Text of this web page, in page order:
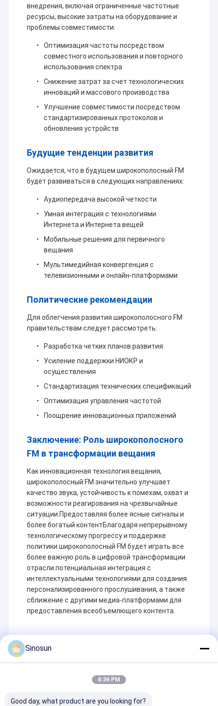
внедрения, включая ограниченные частотные
ресурсы, высокие затраты на оборудование и
проблемы совместимости.
Оптимизация частоты посредством
совместного использования и повторного
использования спектра
Снижение затрат за счет технологических
инноваций и массового производства
Улучшение совместимости посредством
стандартизированных протоколов и
обновления устройств
Будущие тенденции развития
Ожидается, что в будущем широкополосный FM
будет развиваться в следующих направлениях:
Аудиопередача высокой четкости
Умная интеграция с технологиями
Интернета и Интернета вещей
Мобильные решения для первичного
вещания
Мультимедийная конвергенция с
телевизионными и онлайн-платформами
Политические рекомендации
Для облегчения развития широкополосного FM
правительствам следует рассмотреть:
Разработка четких планов развития
Усиление поддержки НИОКР и
осуществления
Стандартизация технических спецификаций
Оптимизация управления частотой
Поощрение инновационных приложений
Заключение: Роль широкополосного
FM в трансформации вещания
Как инновационная технология вещания,
широкополосный FM значительно улучшает
качество звука, устойчивость к помехам, охват и
возможности реагирования на чрезвычайные
ситуации.Предоставляя более ясные сигналы и
более богатый контентБлагодаря непрерывному
технологическому прогрессу и поддержке
политики широкополосный FM будет играть все
более важную роль в цифровой трансформации
отрасли.потенциальная интеграция с
интеллектуальными технологиями для создания
персонализированного прослушивания, а также
сближение с другими медиа-платформами для
предоставления всеобъемлющего контента.
Recommended Products
Sinosun
8:36 PM
Good day, what product are you looking for?